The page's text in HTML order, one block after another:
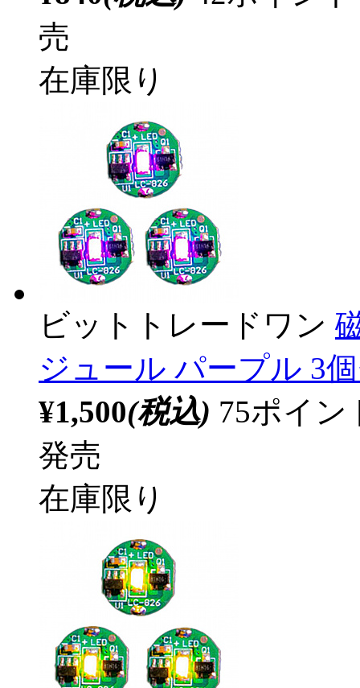
売
在庫限り
ビットトレードワン
ジュール パープル 3
¥1,500(税込) 75ポイ
発売
在庫限り